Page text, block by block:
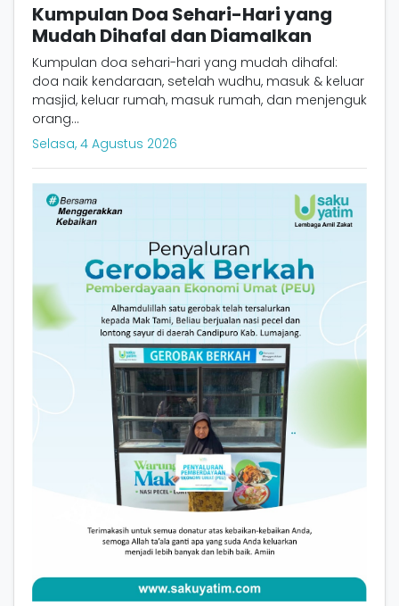
Kumpulan Doa Sehari-Hari yang
Mudah Dihafal dan Diamalkan
Kumpulan doa sehari-hari yang mudah dihafal:
doa naik kendaraan, setelah wudhu, masuk & keluar
masjid, keluar rumah, masuk rumah, dan menjenguk
orang...
Selasa, 4 Agustus 2026